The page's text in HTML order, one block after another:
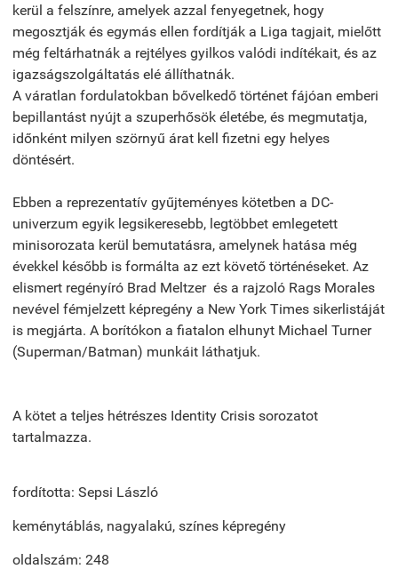
kerül a felszínre, amelyek azzal fenyegetnek, hogy
megosztják és egymás ellen fordítják a Liga tagjait, mielőtt
még feltárhatnák a rejtélyes gyilkos valódi indítékait, és az
igazságszolgáltatás elé állíthatnák.
A váratlan fordulatokban bővelkedő történet fájóan emberi
bepillantást nyújt a szuperhősök életébe, és megmutatja,
időnként milyen szörnyű árat kell fizetni egy helyes
döntésért.
Ebben a reprezentatív gyűjteményes kötetben a DC-
univerzum egyik legsikeresebb, legtöbbet emlegetett
minisorozata kerül bemutatásra, amelynek hatása még
évekkel később is formálta az ezt követő történéseket. Az
elismert regényíró Brad Meltzer és a rajzoló Rags Morales
nevével fémjelzett képregény a New York Times sikerlistáját
is megjárta. A borítókon a fiatalon elhunyt Michael Turner
(Superman/Batman) munkáit láthatjuk.
A kötet a teljes hétrészes Identity Crisis sorozatot
tartalmazza.
fordította: Sepsi László
keménytáblás, nagyalakú, színes képregény
oldalszám: 248